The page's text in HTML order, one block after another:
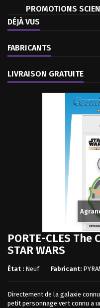
PROMOTIONS
DÉJÀ VUS
FABRICANTS
LIVRAISON GRATUITE
PORTE-CLES
STAR WARS
État : Neuf Fabricant:
Directement de la galaxie
petit personnage vert connu a